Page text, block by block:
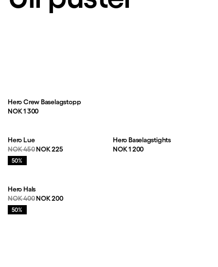
Hero Crew Baselagstopp
Pris:
NOK 1 300
Hero Lue
Originalpris:
NOK 450Salgspris:
NOK 225
Salg
50%
Hero Baselagstights
Pris:
NOK 1 200
Hero Hals
Originalpris:
NOK 400Salgspris:
NOK 200
Salg
50%